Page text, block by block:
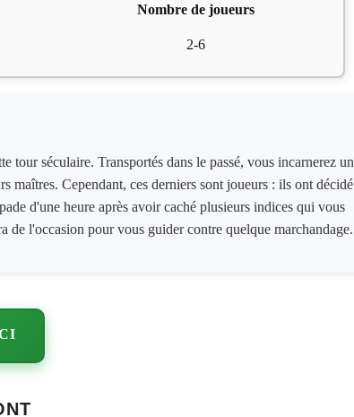
Nombre de joueurs
2-6
tour séculaire. Transportés dans le passé, vous incarnerez un
maîtres. Cependant, ces derniers sont joueurs : ils ont décidé
d'une heure après avoir caché plusieurs indices qui vous
l'occasion pour vous guider contre quelque marchandage.